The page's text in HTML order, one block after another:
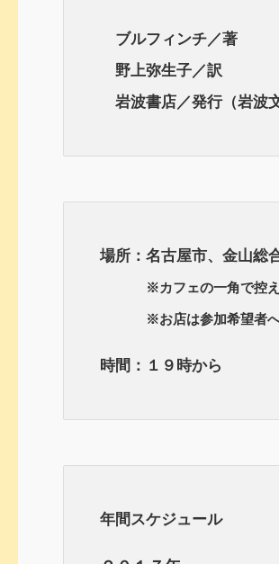
ブルフィンチ／著
野上弥生子／訳
岩波書店／発行（岩波文
場所：名古屋市、金山総
※カフェの一角で控
※お店は参加希望者
時間：１９時から
年間スケジュール